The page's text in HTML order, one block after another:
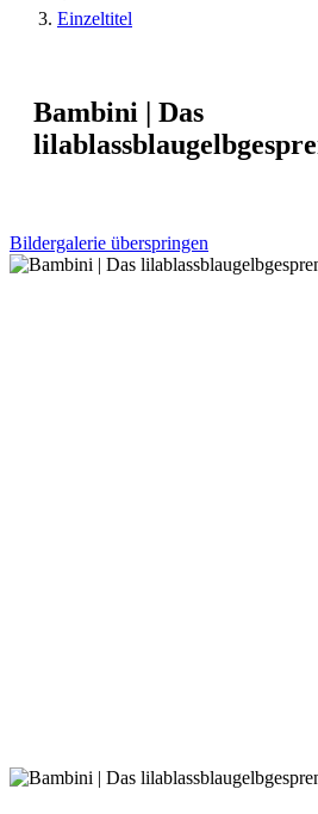
Einzeltitel
Bambini | Das
Bildergalerie überspringen